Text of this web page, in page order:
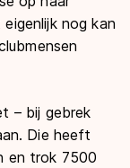
nog kan
– bij gebrek
Die heeft
en trok 7500